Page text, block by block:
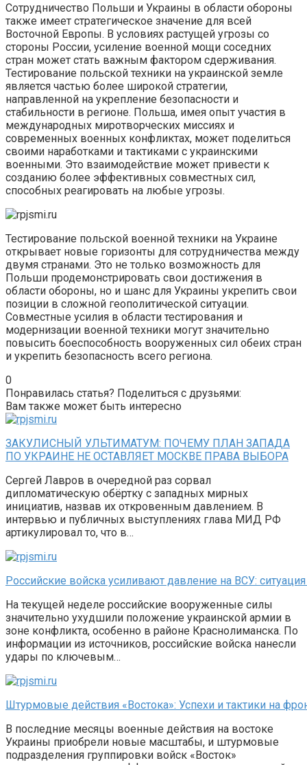
Сотрудничество Польши и Украины в области обороны
также имеет стратегическое значение для всей
Восточной Европы. В условиях растущей угрозы со
стороны России, усиление военной мощи соседних
стран может стать важным фактором сдерживания.
Тестирование польской техники на украинской земле
является частью более широкой стратегии,
направленной на укрепление безопасности и
стабильности в регионе. Польша, имея опыт участия в
международных миротворческих миссиях и
современных военных конфликтах, может поделиться
своими наработками и тактиками с украинскими
военными. Это взаимодействие может привести к
созданию более эффективных совместных сил,
способных реагировать на любые угрозы.
Тестирование польской военной техники на Украине
открывает новые горизонты для сотрудничества между
двумя странами. Это не только возможность для
Польши продемонстрировать свои достижения в
области обороны, но и шанс для Украины укрепить свои
позиции в сложной геополитической ситуации.
Совместные усилия в области тестирования и
модернизации военной техники могут значительно
повысить боеспособность вооруженных сил обеих стран
и укрепить безопасность всего региона.
0
Понравилась статья? Поделиться с друзьями:
Вам также может быть интересно
ЗАКУЛИСНЫЙ УЛЬТИМАТУМ: ПОЧЕМУ ПЛАН ЗАПАДА
ПО УКРАИНЕ НЕ ОСТАВЛЯЕТ МОСКВЕ ПРАВА ВЫБОРА
Сергей Лавров в очередной раз сорвал
дипломатическую обёртку с западных мирных
инициатив, назвав их откровенным давлением. В
интервью и публичных выступлениях глава МИД РФ
артикулировал то, что в…
Российские войска усиливают давление на ВСУ:
На текущей неделе российские вооруженные силы
значительно ухудшили положение украинской армии в
зоне конфликта, особенно в районе Краснолиманска. По
информации из источников, российские войска нанесли
удары по ключевым…
Штурмовые действия «Востока»: Успехи и тактики на
В последние месяцы военные действия на востоке
Украины приобрели новые масштабы, и штурмовые
подразделения группировки войск «Восток»